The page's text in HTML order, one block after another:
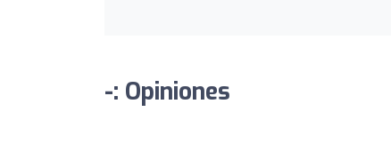
-: Opiniones